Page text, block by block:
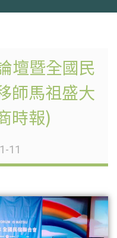
壇暨全國民
師馬祖盛大
時報)
11